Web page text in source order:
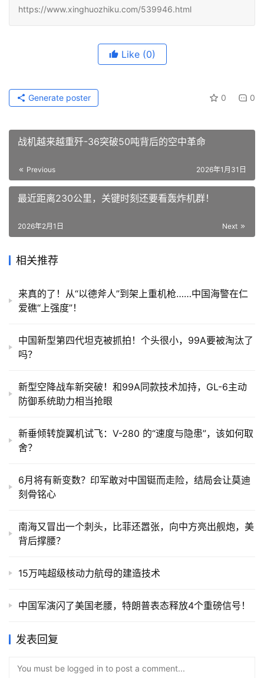
https://www.xinghuozhiku.com/539946.html
Like (0)
0 0
Generate poster
战机越来越重歼-36突破50吨背后的空中革命
Previous 2026年1月31日
最近距离230公里，关键时刻还要看轰炸机群！
Next
2026年2月1日
相关推荐
来真的了！从“以德斧人”到架上重机枪……中国海警在仁
爱礁“上强度”！
中国新型第四代坦克被抓拍！个头很小，99A要被淘汰了
吗？
新型空降战车新突破！和99A同款技术加持，GL-6主动
防御系统助力相当抢眼
新垂倾转旋翼机试飞：V-280 的“速度与隐患”，该如何取
舍？
6月将有新变数？印军敢对中国铤而走险，结局会让莫迪
刻骨铭心
南海又冒出一个刺头，比菲还嚣张，向中方亮出舰炮，美
背后撑腰？
15万吨超级核动力航母的建造技术
中国军演闪了美国老腰，特朗普表态释放4个重磅信号！
发表回复
You must be logged in to post a comment...